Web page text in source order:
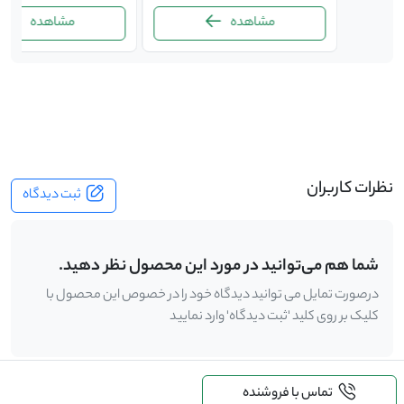
تماس با فروشنده
مشاهده مشاهده
نظرات کاربران ثبت دیدگاه
شما هم می‌توانید در مورد این محصول نظر دهید.
درصورت تمایل می توانید دیدگاه خود را در خصوص این محصول با
کلیک بر روی کلید 'ثبت دیدگاه' وارد نمایید